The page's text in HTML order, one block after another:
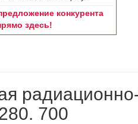
конкурента
здесь!
700